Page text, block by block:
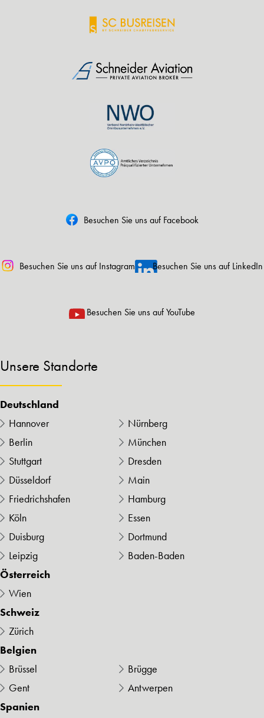
Besuchen Sie uns auf Facebook
Besuchen Sie uns auf Instagram Besuchen Sie uns auf LinkedIn
Besuchen Sie uns auf YouTube
Unsere Standorte
Deutschland
Hannover
Nürnberg
Berlin
München
Stuttgart
Dresden
Düsseldorf
Main
Friedrichshafen
Hamburg
Köln
Essen
Duisburg
Dortmund
Leipzig
Baden-Baden
Österreich
Wien
Schweiz
Zürich
Belgien
Brüssel
Brügge
Gent
Antwerpen
Spanien